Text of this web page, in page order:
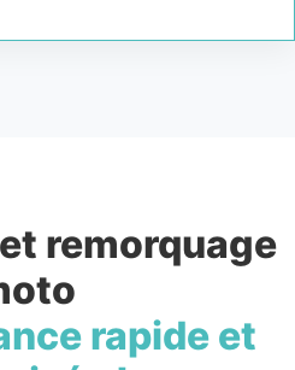
remorquage
rapide et